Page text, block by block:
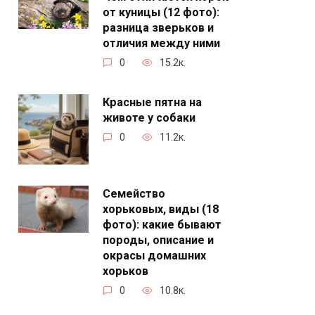
от куницы (12 фото):
разница зверьков и
отличия между ними
0 15.2к.
Красные пятна на
животе у собаки
0 11.2к.
Семейство
хорьковых, виды (18
фото): какие бывают
породы, описание и
окрасы домашних
хорьков
0 10.8к.